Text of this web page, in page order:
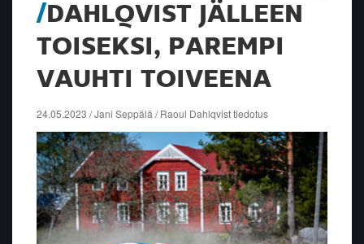
DAHLQVIST JÄLLEEN
TOISEKSI, PAREMPI
VAUHTI TOIVEENA
24.05.2023 / Jani Seppälä / Raoul Dahlqvist tiedotus